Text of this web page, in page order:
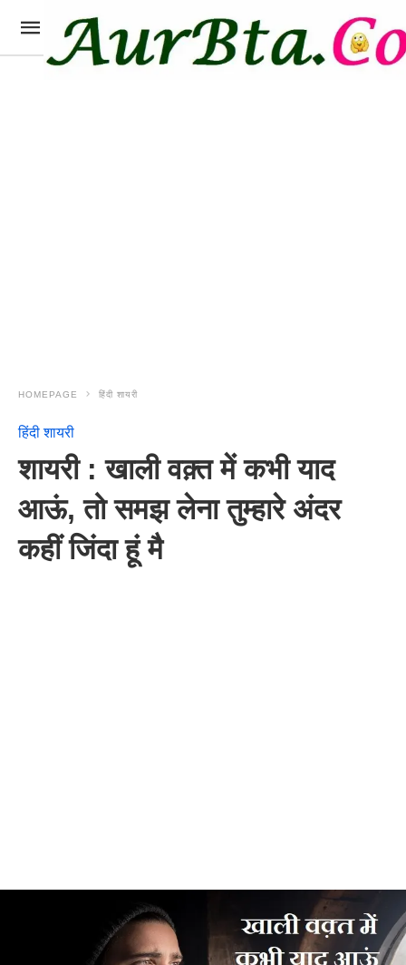
HOMEPAGE हिंदी शायरी
हिंदी शायरी
शायरी : खाली वक़्त में कभी याद
आऊं, तो समझ लेना तुम्हारे अंदर
कहीं जिंदा हूं मै